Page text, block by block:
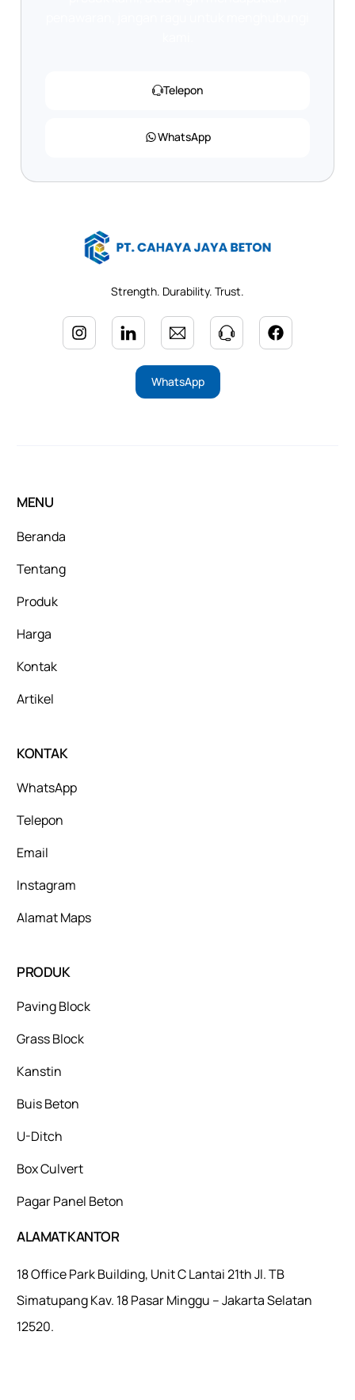
Telepon
WhatsApp
Strength. Durability. Trust.
WhatsApp
MENU
Beranda
Tentang
Produk
Harga
Kontak
Artikel
KONTAK
WhatsApp
Telepon
Email
Instagram
Alamat Maps
PRODUK
Paving Block
Grass Block
Kanstin
Buis Beton
U-Ditch
Box Culvert
Pagar Panel Beton
ALAMAT KANTOR
18 Office Park Building, Unit C Lantai 21th Jl. TB
Simatupang Kav. 18 Pasar Minggu – Jakarta Selatan
12520.